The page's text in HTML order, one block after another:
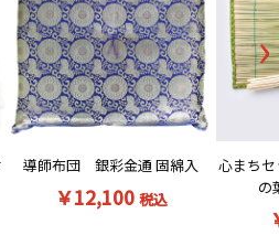
導師布団 銀彩金通 固綿入
￥12,100 税込
心まち
の
›